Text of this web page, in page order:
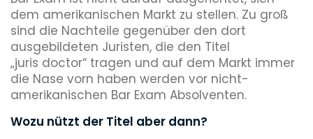
dem amerikanischen Markt zu stellen. Zu groß
sind die Nachteile gegenüber den dort
ausgebildeten Juristen, die den Titel
„juris doctor“ tragen und auf dem Markt immer
die Nase vorn haben werden vor nicht-
amerikanischen Bar Exam Absolventen.
Wozu nützt der Titel aber dann?